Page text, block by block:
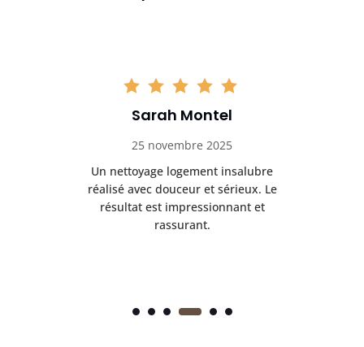
Dorian Ménard
6 décembre 2025
Le nettoyage diogène a été effectué
avec beaucoup de respect et une
grande efficacité. Le logement a
totalement changé d’aspect.